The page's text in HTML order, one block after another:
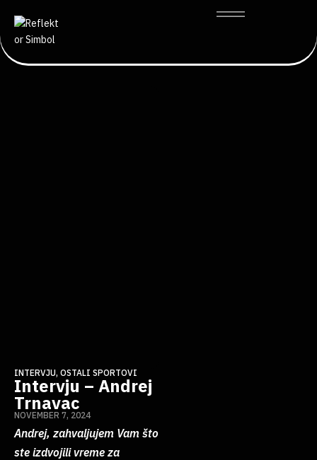
INTERVJU, OSTALI SPORTOVI
Intervju – Andrej
Trnavac
NOVEMBER 7, 2024
Andrej, zahvaljujem Vam što
ste izdvojili vreme za